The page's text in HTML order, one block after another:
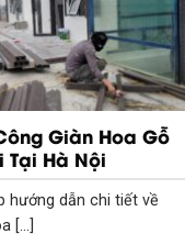
Giàn Hoa Gỗ
Tại Hà Nội
hướng dẫn chi tiết về
[...]